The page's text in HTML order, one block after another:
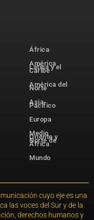
África
América
Latina y el
Caribe
América del
Norte
Asia-
Pacífico
Europa
Medio
Oriente y
Norte de
África
Mundo
cuyo eje es una
las voces del Sur y de la
derechos humanos y